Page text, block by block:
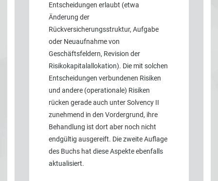
Entscheidungen erlaubt (etwa
Änderung der
Rückversicherungsstruktur, Aufgabe
oder Neuaufnahme von
Geschäftsfeldern, Revision der
Risikokapitalallokation). Die mit solchen
Entscheidungen verbundenen Risiken
und andere (operationale) Risiken
rücken gerade auch unter Solvency II
zunehmend in den Vordergrund, ihre
Behandlung ist dort aber noch nicht
endgültig ausgereift. Die zweite Auflage
des Buchs hat diese Aspekte ebenfalls
aktualisiert.